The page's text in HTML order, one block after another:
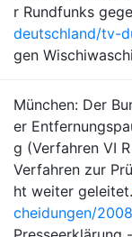
r Rundfunks
deutschland/tv-
gen
München: Der
er
g (Verfahren VI
Verfahren zur
ht weiter geleitet.
cheidungen/